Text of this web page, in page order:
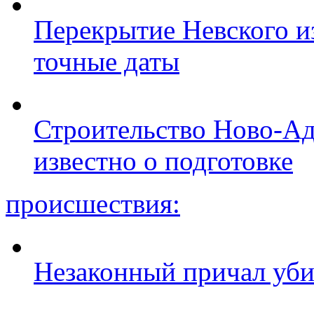
Перекрытие Невского
точные даты
Строительство Ново-
известно о подготовке
происшествия:
Незаконный причал